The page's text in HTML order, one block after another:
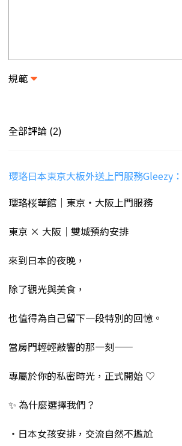
規範
全部評論 (2)
瓔珞日本東京大板外送上門服務Gleezy
瓔珞桜華館｜東京・大阪上門服務
東京 × 大阪｜雙城預約安排
來到日本的夜晚，
除了觀光與美食，
也值得為自己留下一段特別的回憶。
當房門輕輕敲響的那一刻——
專屬於你的私密時光，正式開始 ♡
✨ 為什麼選擇我們？
・日本女孩安排，交流自然不尷尬